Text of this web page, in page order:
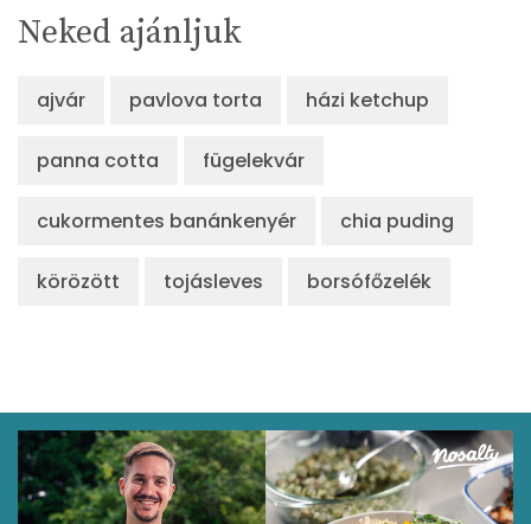
Neked ajánljuk
ajvár pavlova torta házi ketchup
panna cotta fügelekvár
cukormentes banánkenyér chia puding
körözött tojásleves borsófőzelék